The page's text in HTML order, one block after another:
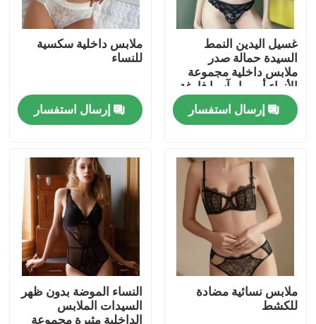
أشرطة فيديو
عرض الواقع الافتراضي
حول بنا
ضبط الجودة
اتصل بنا
أخبار
غسيل اليدين النمط
السيدة حمالة صدر
ملابس داخلية مجموعة
الأزياء أوروبا وآسيا فارغة
إرسال استفسار
ملابس داخلية سكسية
للنساء
إرسال استفسار
ملابس نسائية مضادة
للكشط
النساء الموضة بدون ظهر
السيدات الملابس
الداخلية مثيرة مجموعة